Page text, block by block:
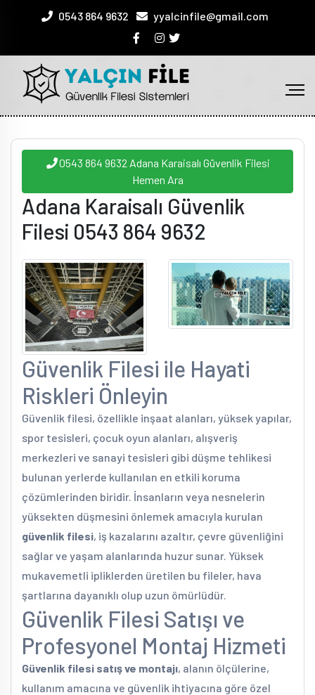
0543 864 9632 yyalcinfile@gmail.com
0543 864 9632 Adana Karaisalı Güvenlik Filesi
Hemen Ara
Adana Karaisalı Güvenlik
Filesi 0543 864 9632
Güvenlik Filesi ile Hayati
Riskleri Önleyin
Güvenlik filesi, özellikle inşaat alanları, yüksek yapılar,
spor tesisleri, çocuk oyun alanları, alışveriş
merkezleri ve sanayi tesisleri gibi düşme tehlikesi
bulunan yerlerde kullanılan en etkili koruma
çözümlerinden biridir. İnsanların veya nesnelerin
yüksekten düşmesini önlemek amacıyla kurulan
güvenlik filesi, iş kazalarını azaltır, çevre güvenliğini
sağlar ve yaşam alanlarında huzur sunar. Yüksek
mukavemetli ipliklerden üretilen bu fileler, hava
şartlarına dayanıklı olup uzun ömürlüdür.
Güvenlik Filesi Satışı ve
Profesyonel Montaj Hizmeti
Güvenlik filesi satış ve montajı, alanın ölçülerine,
kullanım amacına ve güvenlik ihtiyacına göre özel